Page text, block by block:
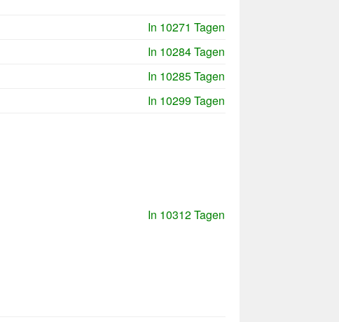
In 10271 Tagen
In 10284 Tagen
In 10285 Tagen
In 10299 Tagen
In 10312 Tagen